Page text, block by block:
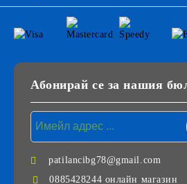
Абонирай се за нашия
patilancibg78@gmail.com
0885428244 онлайн магазин